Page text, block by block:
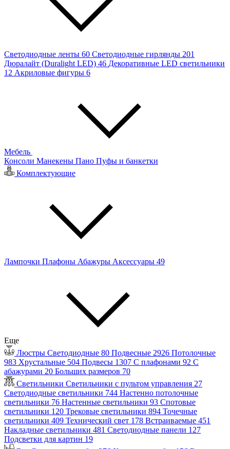
Светодиодные ленты 60 Светодиодные гирлянды 201
Дюралайт (Duralight LED) 46 Декоративные LED светильники
12 Акриловые фигуры 6
Мебель
Консоли Манекены Пано Пуфы и банкетки
Комплектующие
Лампочки Плафоны Абажуры Аксессуары 49
Еще
Люстры Светодиодные 80 Подвесные 2926 Потолочные
983 Хрустальные 504 Подвесы 1307 С плафонами 92 С
абажурами 20 Больших размеров 70
Светильники Светильники с пультом управления 27
Светодиодные светильники 744 Настенно потолочные
светильники 76 Настенные светильники 93 Спотовые
светильники 120 Трековые светильники 894 Точечные
светильники 409 Технический свет 178 Встраиваемые 451
Накладные светильники 481 Светодиодные панели 127
Подсветки для картин 19